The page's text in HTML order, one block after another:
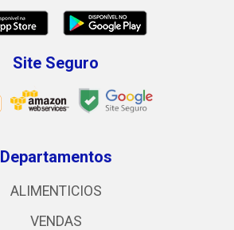
Site Seguro
Departamentos
ALIMENTICIOS
VENDAS